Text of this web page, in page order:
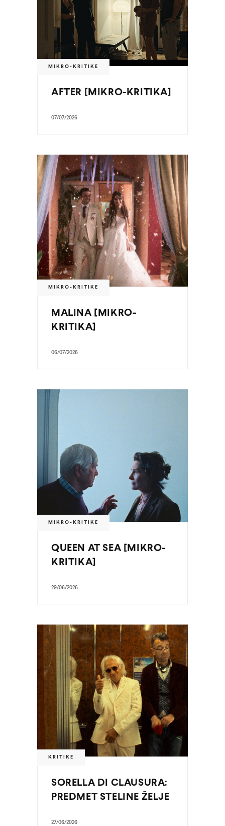
MIKRO-KRITIKE
AFTER [MIKRO-KRITIKA]
07/07/2026
MIKRO-KRITIKE
MALINA [MIKRO-
KRITIKA]
06/07/2026
MIKRO-KRITIKE
QUEEN AT SEA [MIKRO-
KRITIKA]
29/06/2026
KRITIKE
SORELLA DI CLAUSURA:
PREDMET STELINE ŽELJE
27/06/2026